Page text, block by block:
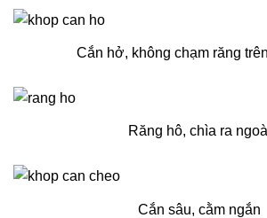
Cắn hở, không chạm răng
Răng hô, chìa ra
Cắn sâu, cằm ngắn